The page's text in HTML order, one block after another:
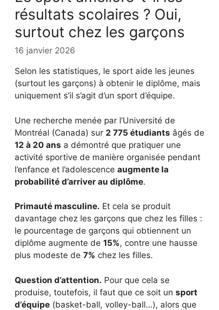
résultats scolaires ? Oui,
surtout chez les garçons
16 janvier 2026
Selon les statistiques, le sport aide les jeunes
(surtout les garçons) à obtenir le diplôme, mais
uniquement s’il s’agit d’un sport d’équipe.
Une recherche menée par l’Université de
Montréal (Canada) sur 2 775 étudiants âgés de
12 à 20 ans a démontré que pratiquer une
activité sportive de manière organisée pendant
l’enfance et l’adolescence augmente la
probabilité d’arriver au diplôme.
Primauté masculine. Et cela se produit
davantage chez les garçons que chez les filles :
le pourcentage de garçons qui obtiennent un
diplôme augmente de 15%, contre une hausse
plus modeste de 7% chez les filles.
Question d’attention. Pour que cela se
produise, toutefois, il faut que ce soit un sport
d’équipe (basket-ball, volley-ball…), alors que